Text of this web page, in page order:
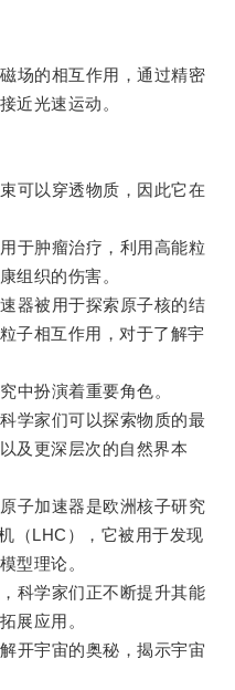
的相互作用，通过精密
近光速运动。
以穿透物质，因此它在
肿瘤治疗，利用高能粒
组织的伤害。
被用于探索原子核的结
子相互作用，对于了解宇
扮演着重要角色。
家们可以探索物质的最
及更深层次的自然界本
加速器是欧洲核子研究
（LHC），它被用于发现
型理论。
学家们正不断提升其能
展应用。
宇宙的奥秘，揭示宇宙